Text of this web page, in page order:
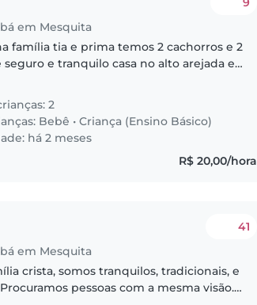
em Mesquita
família tia e prima temos 2 cachorros e 2
e tranquilo casa no alto arejada e
2
Bebê •Criança (Ensino Básico)
há 2 meses
R$ 20,00/hora
em Mesquita
41
crista, somos tranquilos, tradicionais, e
pessoas com a mesma visão.